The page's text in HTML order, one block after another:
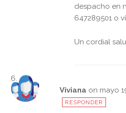
despacho en
647289501 o
Un cordial
Viviana on mayo
RESPONDER